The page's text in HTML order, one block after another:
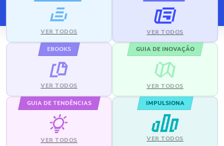
VER TODOS VER TODOS
EBOOKS
VER TODOS
GUIA DE INOVAÇÃO
VER TODOS
GUIA DE TENDÊNCIAS
VER TODOS
IMPULSIONA
VER TODOS